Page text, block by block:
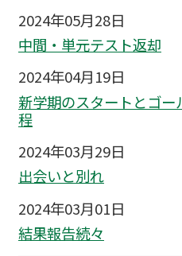
2024年05月28日
中間・単元テスト返却
2024年04月19日
新学期のスタートとゴ
程
2024年03月29日
出会いと別れ
2024年03月01日
結果報告続々